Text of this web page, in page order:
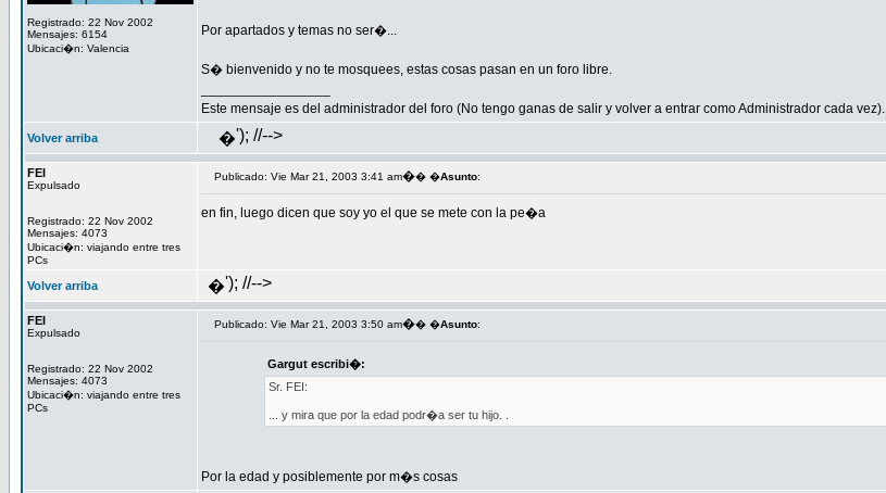
Registrado: 22 Nov 2002
Mensajes: 6154
Ubicaci�n: Valencia
Por apartados y temas no ser�...
S� bienvenido y no te mosquees, estas cosas pasan en un foro libre.
Este mensaje es del administrador del foro (No tengo ganas de salir y volver a entrar como Administrador cada vez).
Volver arriba �'); //-->
FEI
Expulsado
Registrado: 22 Nov 2002
Mensajes: 4073
Ubicaci�n: viajando entre tres
PCs
Publicado: Vie Mar 21, 2003 3:41 am�� �Asunto:
en fin, luego dicen que soy yo el que se mete con la pe�a
Volver arriba �'); //-->
FEI
Expulsado
Registrado: 22 Nov 2002
Mensajes: 4073
Ubicaci�n: viajando entre tres
PCs
Publicado: Vie Mar 21, 2003 3:50 am�� �Asunto:
Gargut escribi�:
Sr. FEI:
... y mira que por la edad podr�a ser tu hijo. .
Por la edad y posiblemente por m�s cosas